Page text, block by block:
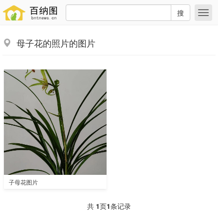
搜
母子花的照片的图片
子母花图片
共 1页1条记录